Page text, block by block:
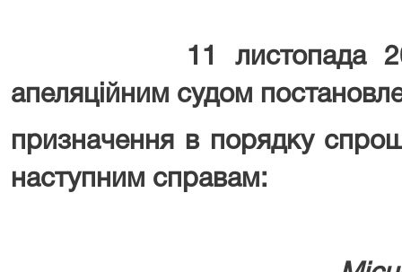
11 листопада 2025
апеляційним судом
призначення в порядку
наступним справам: